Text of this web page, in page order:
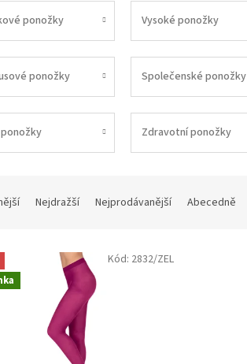
ponožky Vysoké ponožky
ponožky Společenské ponožky
Zdravotní ponožky
Nejdražší Nejprodávanější Abecedně
Kód: 2832/ZEL